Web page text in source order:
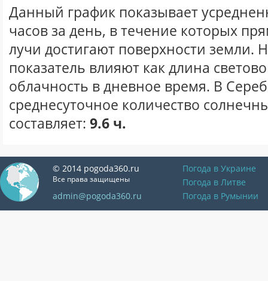
Данный график показывает
часов за день, в течение которых
лучи достигают поверхности земли.
показатель влияют как длина
облачность в дневное время. В
среднесуточное количество
составляет: 9.6 ч.
© 2014 pogoda360.ru
Все права защищены
admin@pogoda360.ru
Погода в Украине
Погода в Литве
Погода в Румынии